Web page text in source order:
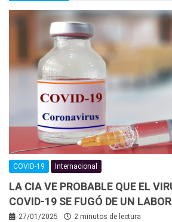
COVID-19 Internacional
LA CIA VE PROBABLE QUE EL
COVID-19 SE FUGÓ DE UN
27/01/2025 2 minutos de lectura